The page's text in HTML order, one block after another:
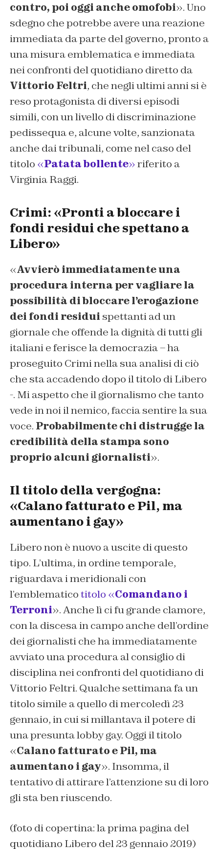
contro, poi oggi anche omofobi». Uno
sdegno che potrebbe avere una reazione
immediata da parte del governo, pronto a
una misura emblematica e immediata
nei confronti del quotidiano diretto da
Vittorio Feltri, che negli ultimi anni si è
reso protagonista di diversi episodi
simili, con un livello di discriminazione
pedissequa e, alcune volte, sanzionata
anche dai tribunali, come nel caso del
titolo «Patata bollente»riferito a
Virginia Raggi.
Crimi: «Pronti a bloccare i
fondi residui che spettano a
Libero»
«Avvierò immediatamente una
procedura interna per vagliare la
possibilità di bloccare l’erogazione
dei fondi residui spettanti ad un
giornale che offende la dignità di tutti gli
italiani e ferisce la democrazia – ha
proseguito Crimi nella sua analisi di ciò
che sta accadendo dopo il titolo di Libero
-. Mi aspetto che il giornalismo che tanto
vede in noi il nemico, faccia sentire la sua
voce. Probabilmente chi distrugge la
credibilità della stampa sono
proprio alcuni giornalisti».
Il titolo della vergogna:
«Calano fatturato e Pil, ma
aumentano i gay»
Libero non è nuovo a uscite di questo
tipo. L’ultima, in ordine temporale,
riguardava i meridionali con
l’emblematicotitolo «Comandano i
Terroni». Anche lì ci fu grande clamore,
con la discesa in campo anche dell’ordine
dei giornalisti che ha immediatamente
avviato una procedura al consiglio di
disciplina nei confronti del quotidiano di
Vittorio Feltri. Qualche settimana fa un
titolo simile a quello di mercoledì 23
gennaio, in cui si millantava il potere di
una presunta lobby gay. Oggi il titolo
«Calano fatturato e Pil, ma
aumentano i gay». Insomma, il
tentativo di attirare l’attenzione su di loro
gli sta ben riuscendo.
(foto di copertina: la prima pagina del
quotidiano Libero del 23 gennaio 2019)